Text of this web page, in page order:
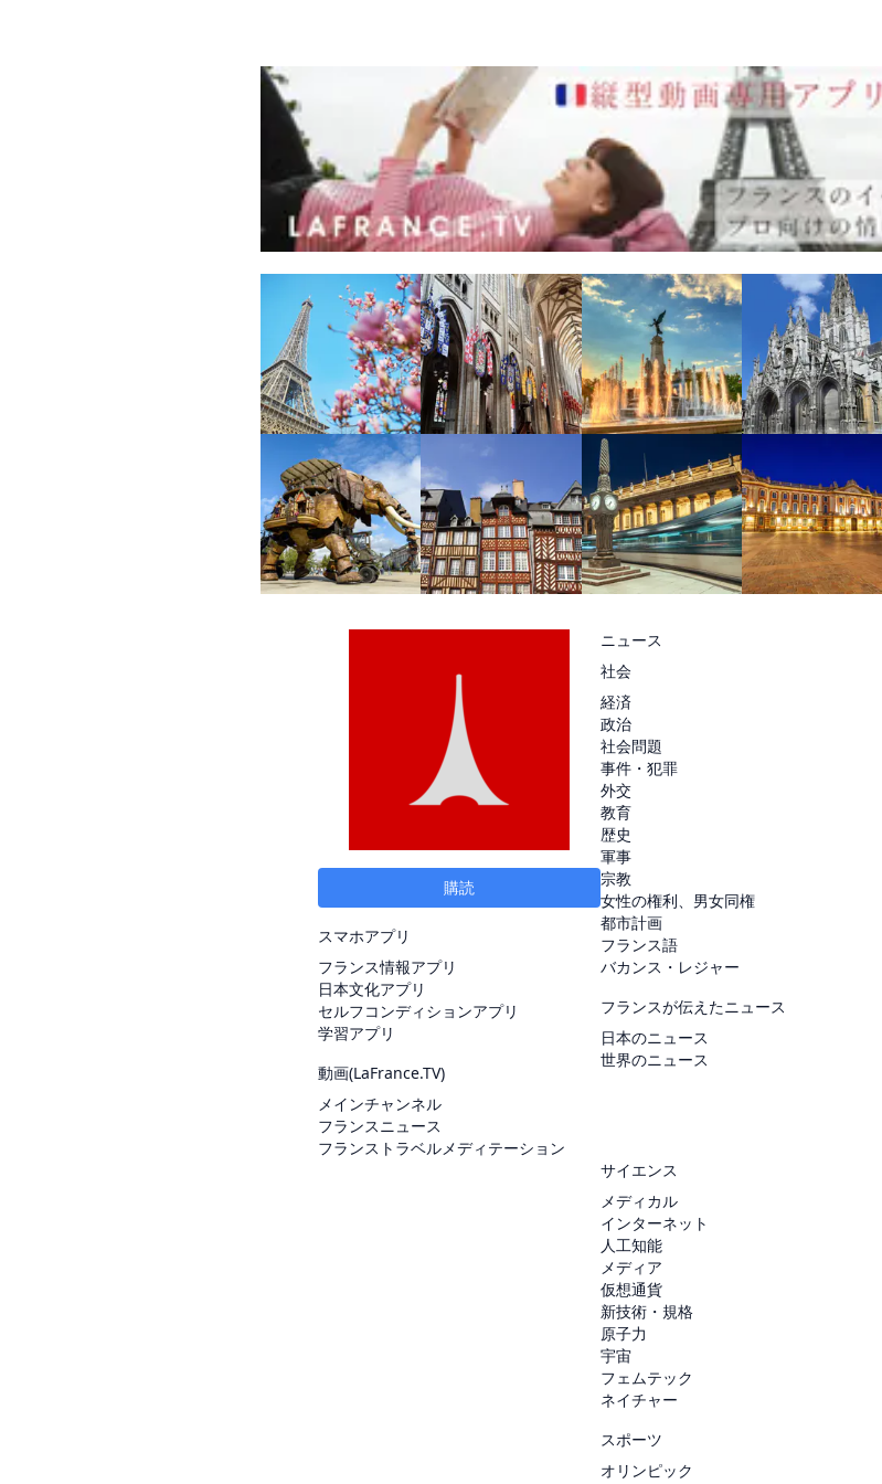
購読
スマホアプリ
フランス情報アプリ
日本文化アプリ
セルフコンディションアプリ
学習アプリ
動画(LaFrance.TV)
メインチャンネル
フランスニュース
フランストラベルメディテーション
ニュース
社会
経済
政治
社会問題
事件・犯罪
外交
教育
歴史
軍事
宗教
女性の権利、男女同権
都市計画
フランス語
バカンス・レジャー
フランスが伝えたニュース
日本のニュース
世界のニュース
サイエンス
メディカル
インターネット
人工知能
メディア
仮想通貨
新技術・規格
原子力
宇宙
フェムテック
ネイチャー
スポーツ
オリンピック